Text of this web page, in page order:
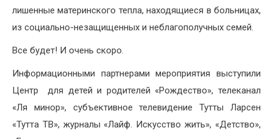
лишенные материнского тепла, находящиеся в больницах,
из социально-незащищенных и неблагополучных семей.
Все будет! И очень скоро.
Информационными партнерами мероприятия выступили
Центр для детей и родителей «Рождество», телеканал
«Ля минор», субъективное телевидение Тутты Ларсен
«Тутта ТВ», журналы «Лайф. Искусство жить», «Детство»,